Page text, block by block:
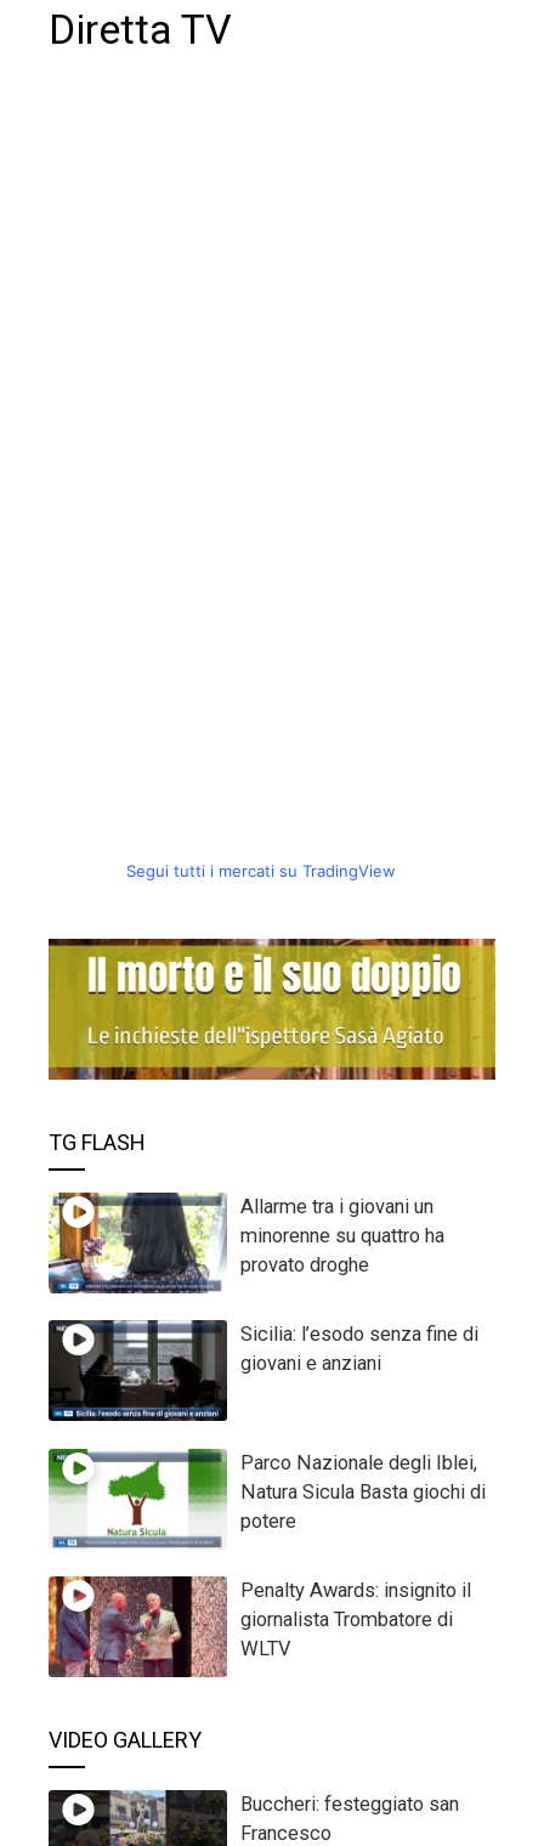
Diretta TV
Segui tutti i mercati su TradingView
TG FLASH
Allarme tra i giovani un
minorenne su quattro ha
provato droghe
Sicilia: l’esodo senza fine di
giovani e anziani
Parco Nazionale degli Iblei,
Natura Sicula Basta giochi di
potere
Penalty Awards: insignito il
giornalista Trombatore di
WLTV
VIDEO GALLERY
Buccheri: festeggiato san
Francesco